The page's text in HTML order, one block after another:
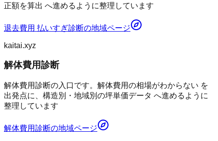
正額を算出 へ進めるように整理しています
退去費用 払いすぎ診断の地域ページ
kaitai.xyz
解体費用診断
解体費用診断の入口です。解体費用の相場がわからない を
出発点に、構造別・地域別の坪単価データ へ進めるように
整理しています
解体費用診断の地域ページ